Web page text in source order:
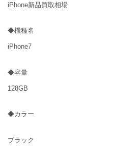
iPhone新品買取相場
◆機種名
iPhone7
◆容量
128GB
◆カラー
ブラック